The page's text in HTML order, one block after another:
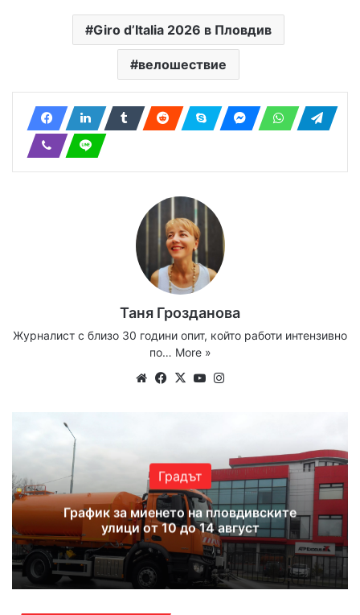
Giro d’Italia 2026 в Пловдив
велошествие
Таня Грозданова
Журналист с близо 30 години опит, който работи интензивно
по… More »
WebsiteFacebook
X YouTube
Градът
График за миенето на пловдивските
улици от 10 до 14 август